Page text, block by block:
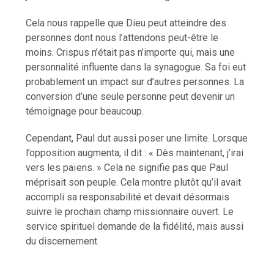
Cela nous rappelle que Dieu peut atteindre des
personnes dont nous l’attendons peut-être le
moins. Crispus n’était pas n’importe qui, mais une
personnalité influente dans la synagogue. Sa foi eut
probablement un impact sur d’autres personnes. La
conversion d’une seule personne peut devenir un
témoignage pour beaucoup.
Cependant, Paul dut aussi poser une limite. Lorsque
l’opposition augmenta, il dit : « Dès maintenant, j’irai
vers les païens. » Cela ne signifie pas que Paul
méprisait son peuple. Cela montre plutôt qu’il avait
accompli sa responsabilité et devait désormais
suivre le prochain champ missionnaire ouvert. Le
service spirituel demande de la fidélité, mais aussi
du discernement.